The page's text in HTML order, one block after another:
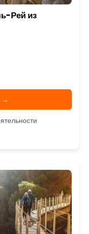
Рей из
→